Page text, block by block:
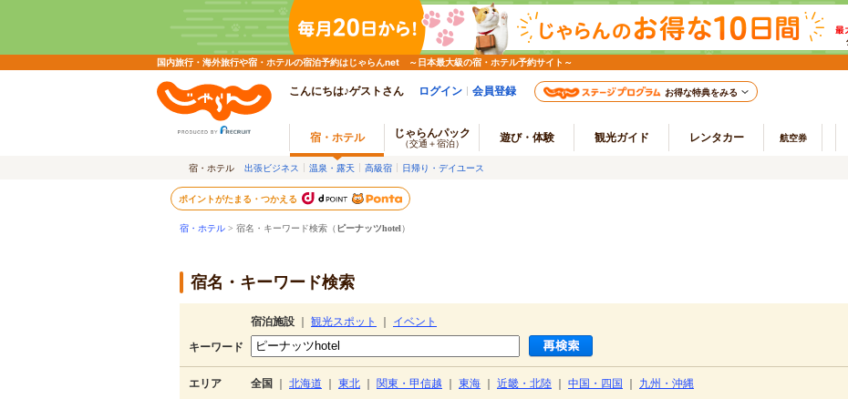
国内旅行・海外旅行や宿・ホテルの宿泊予約はじゃらんnet ～日本最大級の宿・ホテル予約サイト～
こんにちは♪ゲストさん ログイン 会員登録 お得な特典をみる
宿・ホテル じゃらんパック
（交通＋宿泊） 遊び・体験 観光ガイド レンタカー 航空券
宿・ホテル 出張ビジネス 温泉・露天 高級宿 日帰り・デイユース
ポイントがたまる・つかえる
宿・ホテル > 宿名・キーワード検索（ ピーナッツhotel）
宿名・キーワード検索
宿泊施設 観光スポット
イベント
キーワード
エリア 全国 北海道 東北 関東・甲信越 東海 近畿・北陸 中国・四国 九州・沖縄